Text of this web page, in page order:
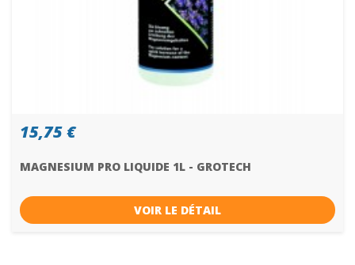
15,75 €
MAGNESIUM PRO LIQUIDE 1L - GROTECH
VOIR LE DÉTAIL